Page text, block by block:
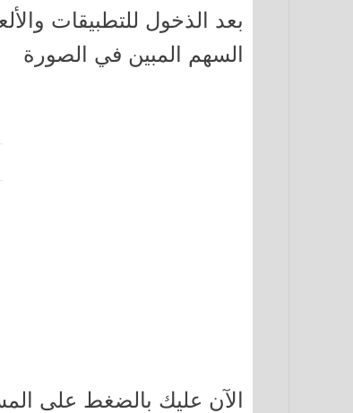
بعد الذخول للتطبيقات
السهم المبين في الصورة
الآن عليك بالضغط على